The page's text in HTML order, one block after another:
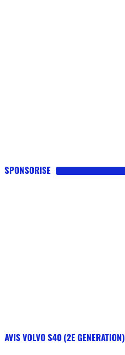
SPONSORISE
AVIS VOLVO S40 (2E GENERATION)